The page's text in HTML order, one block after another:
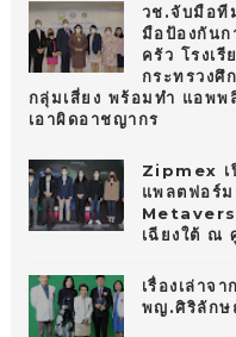
วช.จับมือที
มือป้องกันก
ครัว โรงเ
กระทรวงศึ
กลุ่มเสี่ยง พร้อมทำ แอพพ
เอาผิดอาชญากร
Zipmex
แพลตฟอร์
เฉียงใต้ ณ
เรื่องเล่าจ
พญ.ศิริลักษ